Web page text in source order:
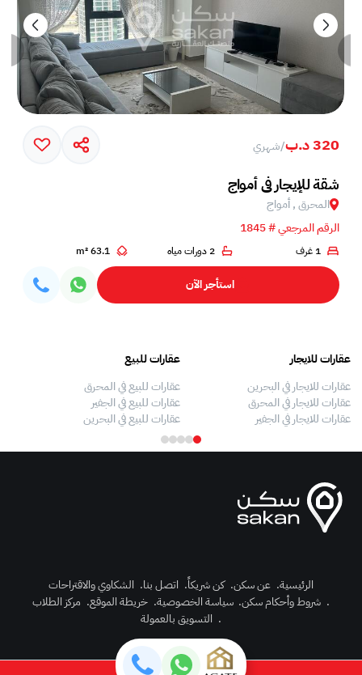
في جزيرة أمواج
320 د.ب /شهري
شقة للإيجار في أمواج
المحرق , أمواج
الرقم المرجعي # 1845
1 غرف 2 دورات مياه 63.1 m²
استأجر الآن
عقارات للايجار
عقارات للايجار في البحرين
عقارات للايجار في المحرق
عقارات للايجار في الجفير
عقارات للبيع
عقارات للبيع في المحرق
عقارات للبيع في الجفير
عقارات للبيع في البحرين
الرئيسية. عن سكن. كن شريكاً. اتصل بنا. الشكاوي والاقتراحات
. شروط وأحكام سكن. سياسة الخصوصية. خريطة الموقع. مركز الطلاب
. التسويق بالعمولة